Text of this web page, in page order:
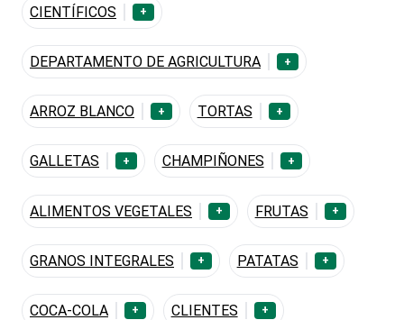
CIENTÍFICOS +
DEPARTAMENTO DE AGRICULTURA +
ARROZ BLANCO + TORTAS +
GALLETAS + CHAMPIÑONES +
ALIMENTOS VEGETALES + FRUTAS +
GRANOS INTEGRALES + PATATAS +
COCA-COLA + CLIENTES +